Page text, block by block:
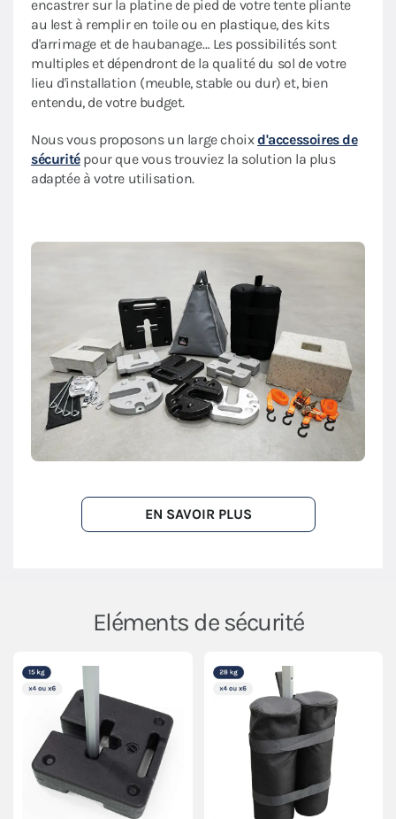
encastrer sur la platine de pied de votre tente pliante
au lest à remplir en toile ou en plastique, des kits
d'arrimage et de haubanage… Les possibilités sont
multiples et dépendront de la qualité du sol de votre
lieu d'installation (meuble, stable ou dur) et, bien
entendu, de votre budget.
Nous vous proposons un large choixd'accessoires de
sécuritépour que vous trouviez la solution la plus
adaptée à votre utilisation.
EN SAVOIR PLUS
Eléments de sécurité